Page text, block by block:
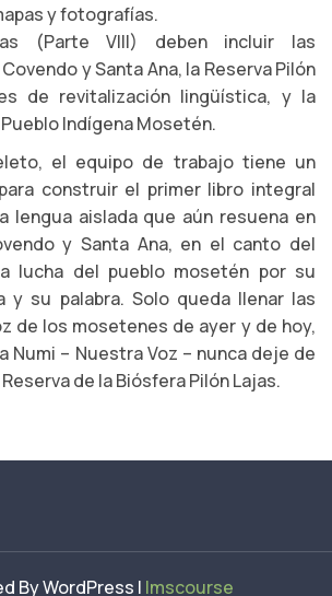
y fotografías.
(Parte VIII) deben incluir las
y Santa Ana, la Reserva Pilón
de revitalización lingüística, y la
Indígena Mosetén.
el equipo de trabajo tiene un
construir el primer libro integral
lengua aislada que aún resuena en
y Santa Ana, en el canto del
lucha del pueblo mosetén por su
y su palabra. Solo queda llenar las
de los mosetenes de ayer y de hoy,
Numi – Nuestra Voz – nunca deje de
de la Biósfera Pilón Lajas.
By WordPress | lmscourse